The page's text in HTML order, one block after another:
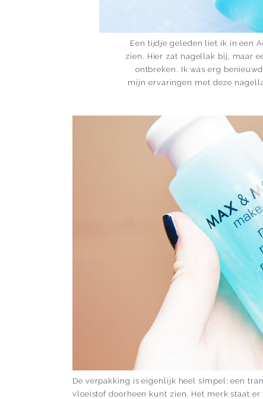
Een tijdje geleden liet ik in een
zien. Hier zat nagellak bij, maar
ontbreken. Ik was erg
mijn ervaringen met deze
De verpakking is eigenlijk heel simpel: een
vloeistof doorheen kunt zien. Het merk staat